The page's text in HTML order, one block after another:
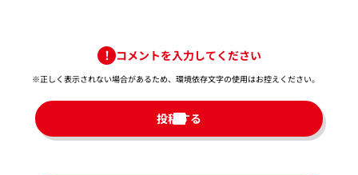
コメントを入力してください
※正しく表示されない場合があるため、環境依存文字の使用はお控えください。​
投稿する